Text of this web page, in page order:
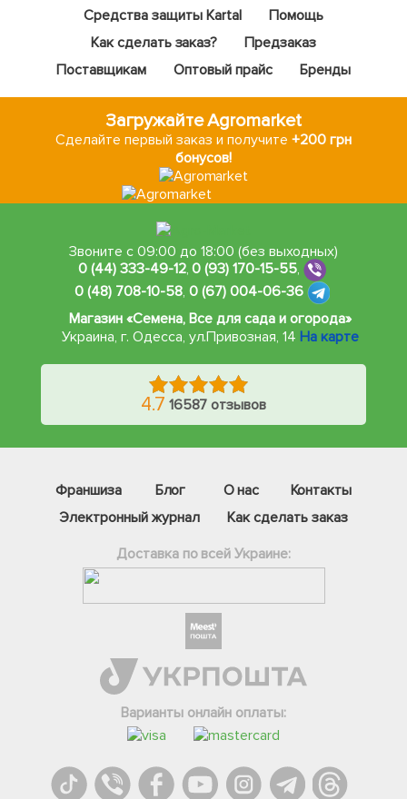
Средства защиты Kartal
Помощь
Как сделать заказ?
Предзаказ
Поставщикам
Оптовый прайс Бренды
Загружайте Agromarket
Сделайте первый заказ и получите +200 грн
бонусов!
Звоните с 09:00 до 18:00 (без выходных)
0 (44) 333-49-12,0 (93) 170-15-55,
0 (48) 708-10-58, 0 (67) 004-06-36
Магазин «Семена, Все для сада и огорода»
Украина, г. Одесса, ул.Привозная, 14 На карте
4.7 16587 отзывов
Франшиза Блог О нас
Контакты
Электронный журнал
Как сделать заказ
Доставка по всей Украине:
Варианты онлайн оплаты:
Телеграм
Вайбер
Онлайн чат